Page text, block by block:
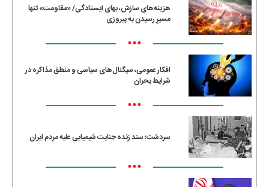
هزینه‌های سازش، بهای ایستادگی/ «مقاومت» تنها
مسیرِ رسیدن به پیروزی
•••
افکار عمومی، سیگنال‌های سیاسی و منطق مذاکره در
شرایط بحران
•••
سردشت؛ سند زنده جنایت شیمیایی علیه مردم ایران
•••